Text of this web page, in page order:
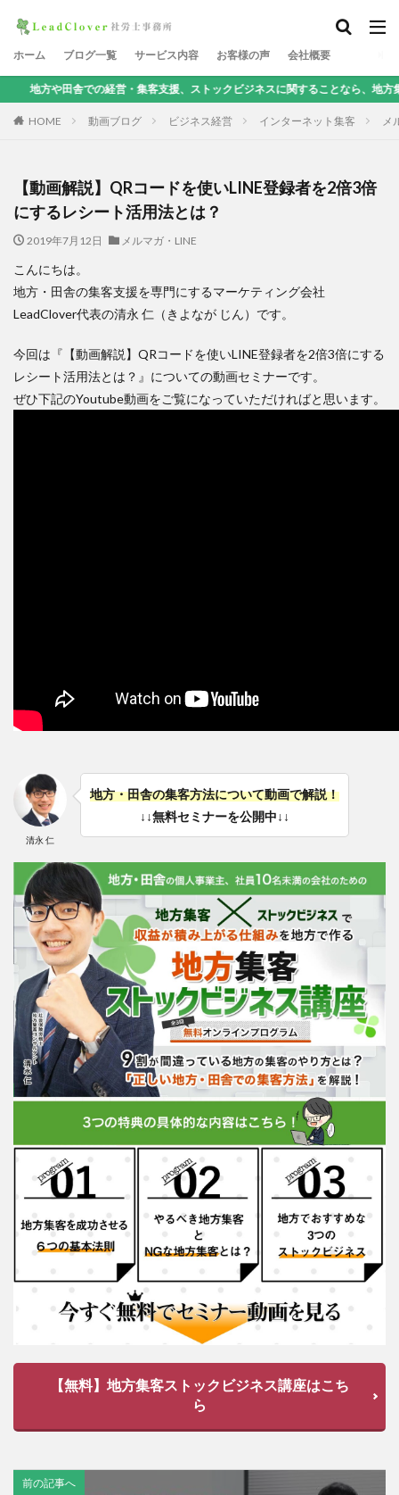
ホーム ブログ一覧 サービス内容 お客様の声 会社概要
の経営・集客支援、ストックビジネスに関することなら、地方集客コンサルタ
HOME 動画ブログ ビジネス経営 インターネット集客 メ
【動画解説】QRコードを使いLINE登録者を2倍3倍
にするレシート活用法とは？
2019年7月12日 メルマガ・LINE
こんにちは。
地方・田舎の集客支援を専門にするマーケティング会社
LeadClover代表の清永 仁（きよなが じん）です。
今回は『【動画解説】QRコードを使いLINE登録者を2倍3倍にする
レシート活用法とは？』についての動画セミナーです。
ぜひ下記のYoutube動画をご覧になっていただければと思います。
清永 仁
地方・田舎の集客方法について動画で解説！
↓↓無料セミナーを公開中↓↓
【無料】地方集客ストックビジネス講座はこち
ら
前の記事へ